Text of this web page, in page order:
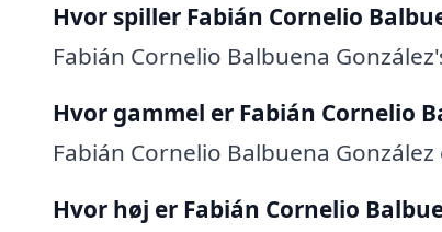
Hvor spiller Fabián Cornelio
Fabián Cornelio Balbuena
Hvor gammel er Fabián Cornelio
Fabián Cornelio Balbuena
Hvor høj er Fabián Cornelio